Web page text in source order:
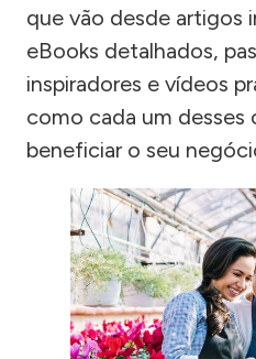
que vão desde artigos
eBooks detalhados,
inspiradores e vídeos
como cada um
beneficiar o seu